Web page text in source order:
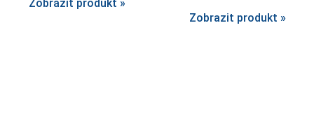
Zobrazit produkt »
Zobrazit produkt »